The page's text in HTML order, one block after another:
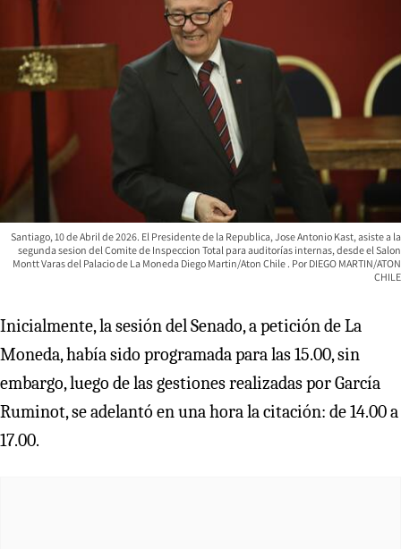
Santiago, 10 de Abril de 2026. El Presidente de la Republica, Jose Antonio Kast, asiste a la
segunda sesion del Comite de Inspeccion Total para auditorías internas, desde el Salon
Montt Varas del Palacio de La Moneda Diego Martin/Aton Chile
DIEGO MARTIN/ATON
CHILE
Inicialmente, la sesión del Senado, a petición de La
Moneda, había sido programada para las 15.00, sin
embargo, luego de las gestiones realizadas por García
Ruminot, se adelantó en una hora la citación: de 14.00 a
17.00.